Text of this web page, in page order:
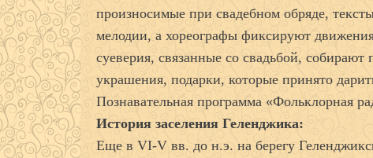
произносимые при свадебном обряде,
мелодии, а хореографы фиксируют
суеверия, связанные со свадьбой,
украшения, подарки, которые принято
Познавательная программа «Фольклорная
История заселения Геленджика:
Еще в VI-V вв. до н.э. на берегу